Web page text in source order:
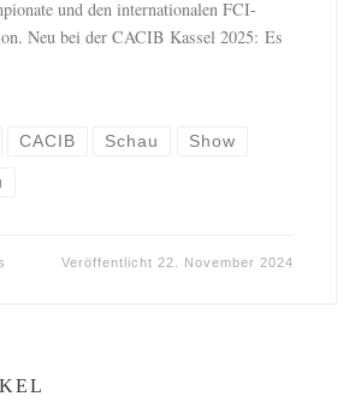
und den internationalen FCI-
Neu bei der CACIB Kassel 2025: Es
CACIB Schau Show
Veröffentlicht 22. November 2024